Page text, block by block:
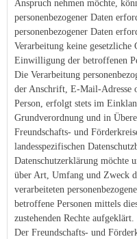
Anspruch nehmen möchte,
personenbezogener Daten
personenbezogener Daten
Verarbeitung keine
Einwilligung der betroffenen
Die Verarbeitung
der Anschrift, E-Mail-Adresse
Person, erfolgt stets im
Grundverordnung und in
Freundschafts- und
landesspezifischen
Datenschutzerklärung möchte
über Art, Umfang und Zweck
verarbeiteten
betroffene Personen mittels
zustehenden Rechte aufgeklärt.
Der Freundschafts- und